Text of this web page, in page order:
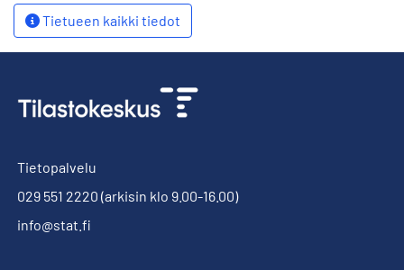
Tietueen kaikki tiedot
Tietopalvelu
029 551 2220 (arkisin klo 9.00-16.00)
info@stat.fi